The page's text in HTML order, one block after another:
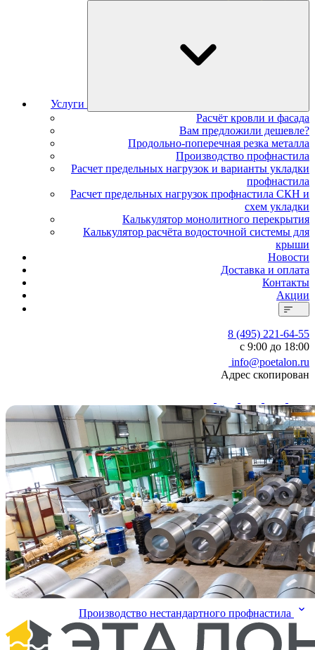
Услуги
Расчёт кровли и фасада
Вам предложили дешевле?
Продольно-поперечная резка металла
Производство профнастила
Расчет предельных нагрузок и варианты укладки
профнастила
Расчет предельных нагрузок профнастила СКН и
схем укладки
Калькулятор монолитного перекрытия
Калькулятор расчёта водосточной системы для
крыши
Новости
Доставка и оплата
Контакты
Акции
8 (495) 221-64-55
с 9:00 до 18:00
info@poetalon.ru
Адрес скопирован
Производство нестандартного профнастила